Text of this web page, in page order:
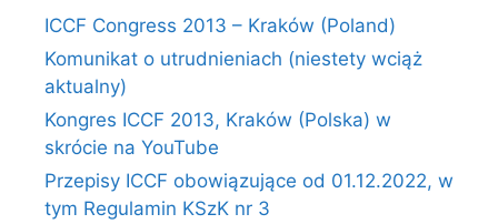
ICCF Congress 2013 – Kraków (Poland)
Komunikat o utrudnieniach (niestety wciąż
aktualny)
Kongres ICCF 2013, Kraków (Polska) w
skrócie na YouTube
Przepisy ICCF obowiązujące od 01.12.2022, w
tym Regulamin KSzK nr 3